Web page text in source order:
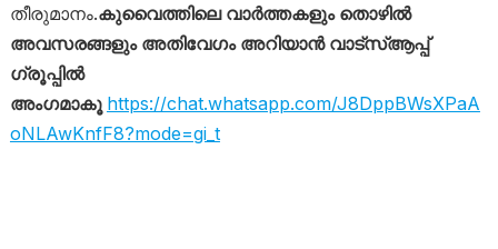
തീരുമാനം.കുവൈത്തിലെ വാർത്തകളും തൊഴിൽ
അവസരങ്ങളും അതിവേഗം അറിയാൻ വാട്സ്ആപ്പ്
ഗ്രൂപ്പിൽ
അംഗമാകൂ https://chat.whatsapp.com/J8DppBWsXPaA
oNLAwKnfF8?mode=gi_t